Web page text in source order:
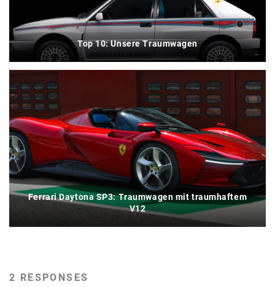
Top 10: Unsere Traumwagen
Ferrari Daytona SP3: Traumwagen mit traumhaftem
V12
2 RESPONSES